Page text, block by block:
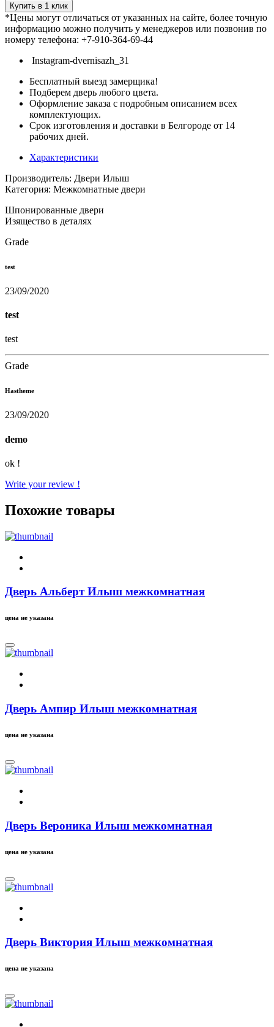
Купить в 1 клик
*Цены могут отличаться от указанных на сайте, более точную
информацию можно получить у менеджеров или позвонив по
номеру телефона: +7-910-364-69-44
Instagram-dvernisazh_31
Бесплатный выезд замерщика!
Подберем дверь любого цвета.
Оформление заказа с подробным описанием всех
комплектующих.
Срок изготовления и доставки в Белгороде от 14
рабочих дней.
Характеристики
Производитель: Двери Илыш
Категория: Межкомнатные двери
Шпонированные двери
Изящество в деталях
Grade
test
23/09/2020
test
test
Grade
Hastheme
23/09/2020
demo
ok !
Write your review !
Похожие товары
Дверь Альберт Илыш межкомнатная
цена не указана
Дверь Ампир Илыш межкомнатная
цена не указана
Дверь Вероника Илыш межкомнатная
цена не указана
Дверь Виктория Илыш межкомнатная
цена не указана